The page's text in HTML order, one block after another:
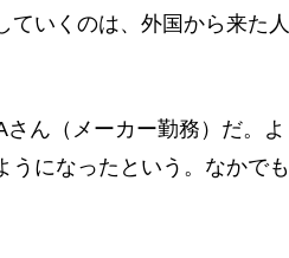
ていくのは、外国から来た人
ん（メーカー勤務）だ。よ
うになったという。なかでも